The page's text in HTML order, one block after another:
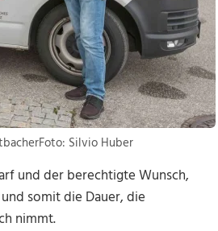
Silvio Huber
und der berechtigte Wunsch,
somit die Dauer, die
nimmt.